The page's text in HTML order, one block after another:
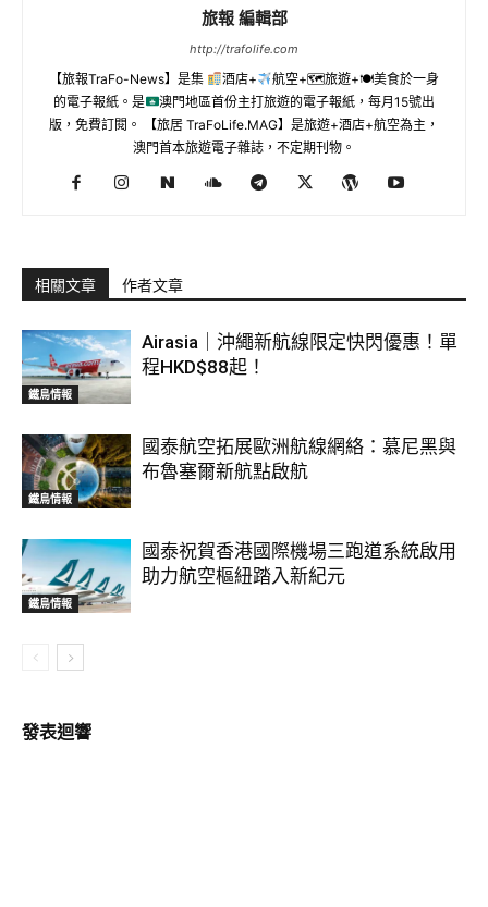
旅報 編輯部
http://trafolife.com
【旅報TraFo-News】是集 酒店+
航空+🗺旅遊+🍽美食於一身
的電子報紙。是
澳門地區首份主打旅遊的電子報紙，每月15號出
版，免費訂閱。 【旅居 TraFoLife.MAG】是旅遊+酒店+航空為主，
澳門首本旅遊電子雜誌，不定期刊物。
相關文章 作者文章
鐵鳥情報
Airasia｜沖繩新航線限定快閃優惠！單
程HKD$88起！
鐵鳥情報
國泰航空拓展歐洲航線網絡：慕尼黑與
布魯塞爾新航點啟航
鐵鳥情報
國泰祝賀香港國際機場三跑道系統啟用
助力航空樞紐踏入新紀元
發表迴響